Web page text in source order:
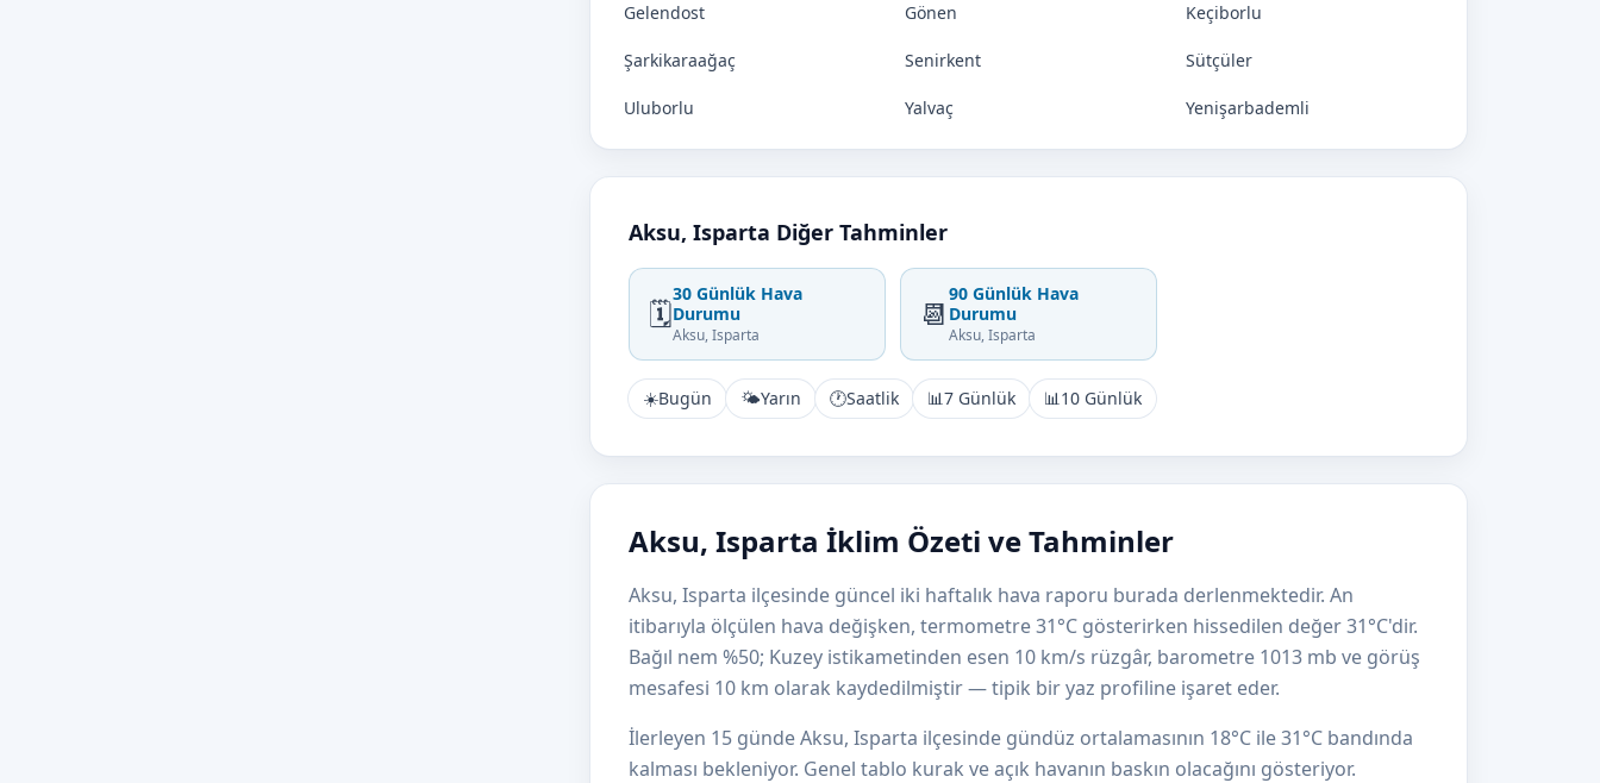
Gelendost Gönen Keçiborlu
Şarkikaraağaç Senirkent Sütçüler
Uluborlu Yalvaç Yenişarbademli
Aksu, Isparta Diğer Tahminler
🗓️
30 Günlük Hava
Durumu
Aksu, Isparta
📆
90 Günlük Hava
Durumu
Aksu, Isparta
☀️Bugün 🌤️Yarın 🕐Saatlik 📊7 Günlük 📊10 Günlük
Aksu, Isparta İklim Özeti ve Tahminler
Aksu, Isparta ilçesinde güncel iki haftalık hava raporu burada derlenmektedir. An
itibarıyla ölçülen hava değişken, termometre 31°C gösterirken hissedilen değer 31°C'dir.
Bağıl nem %50; Kuzey istikametinden esen 10 km/s rüzgâr, barometre 1013 mb ve görüş
mesafesi 10 km olarak kaydedilmiştir — tipik bir yaz profiline işaret eder.
İlerleyen 15 günde Aksu, Isparta ilçesinde gündüz ortalamasının 18°C ile 31°C bandında
kalması bekleniyor. Genel tablo kurak ve açık havanın baskın olacağını gösteriyor.